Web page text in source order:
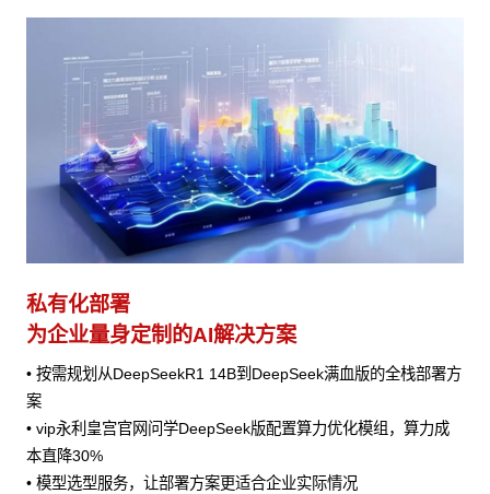
私有化部署
为企业量身定制的AI解决方案
• 按需规划从DeepSeekR1 14B到DeepSeek满血版的全栈部署方
案
• vip永利皇宫官网问学DeepSeek版配置算力优化模组，算力成
本直降30%
• 模型选型服务，让部署方案更适合企业实际情况